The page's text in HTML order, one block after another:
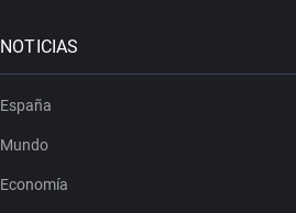
NOTICIAS
España
Mundo
Economía